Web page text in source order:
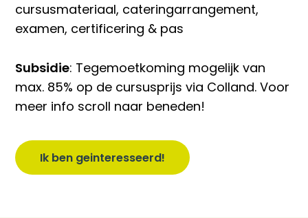
cursusmateriaal, cateringarrangement,
examen, certificering & pas
Subsidie: Tegemoetkoming mogelijk van
max. 85% op de cursusprijs via Colland. Voor
meer info scroll naar beneden!
Ik ben geinteresseerd!